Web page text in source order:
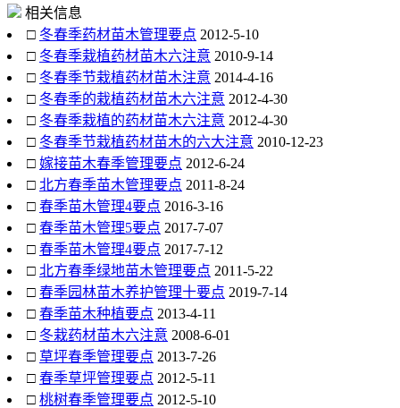
相关信息
□ 冬春季药材苗木管理要点 2012-5-10
□ 冬春季栽植药材苗木六注意 2010-9-14
□ 冬春季节栽植药材苗木注意 2014-4-16
□ 冬春季的栽植药材苗木六注意 2012-4-30
□ 冬春季栽植的药材苗木六注意 2012-4-30
□ 冬春季节栽植药材苗木的六大注意 2010-12-23
□ 嫁接苗木春季管理要点 2012-6-24
□ 北方春季苗木管理要点 2011-8-24
□ 春季苗木管理4要点 2016-3-16
□ 春季苗木管理5要点 2017-7-07
□ 春季苗木管理4要点 2017-7-12
□ 北方春季绿地苗木管理要点 2011-5-22
□ 春季园林苗木养护管理十要点 2019-7-14
□ 春季苗木种植要点 2013-4-11
□ 冬栽药材苗木六注意 2008-6-01
□ 草坪春季管理要点 2013-7-26
□ 春季草坪管理要点 2012-5-11
□ 桃树春季管理要点 2012-5-10